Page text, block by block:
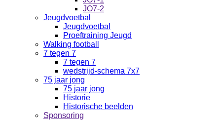
JO7-2
Jeugdvoetbal
Jeugdvoetbal
Proeftraining Jeugd
Walking football
7 tegen 7
7 tegen 7
wedstrijd-schema 7x7
75 jaar jong
75 jaar jong
Historie
Historische beelden
Sponsoring